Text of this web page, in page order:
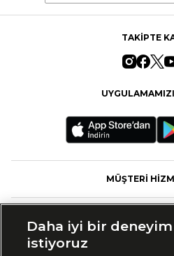
TAKİPTE
MÜŞTERİ
Daha iyi bir
istiyoruz